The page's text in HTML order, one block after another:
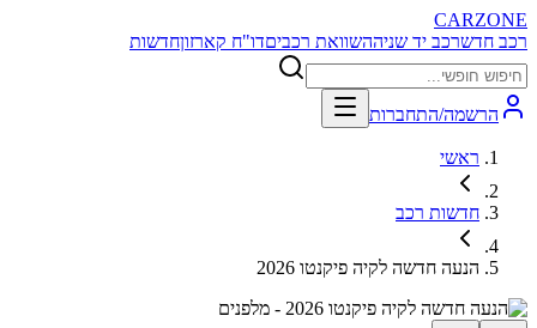
CARZONE
רכב חדשרכב יד שניההשוואת רכביםדו"ח קארזוןחדשות
הרשמה/התחברות
ראשי
חדשות רכב
הנעה חדשה לקיה פיקנטו 2026